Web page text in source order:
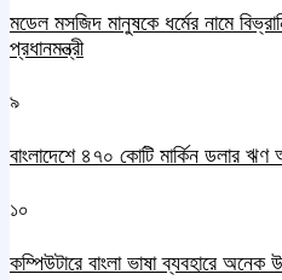
মডেল মসজিদ মানুষকে ধর্মের নামে
প্রধানমন্ত্রী
৯
বাংলাদেশে ৪৭০ কোটি মার্কিন ডলার
১০
কম্পিউটারে বাংলা ভাষা ব্যবহারে অনেক